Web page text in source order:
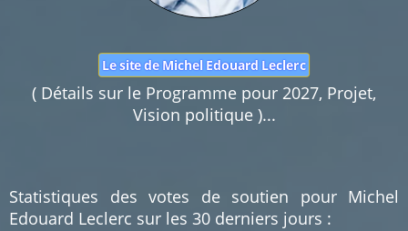
Le site de Michel Edouard Leclerc
( Détails sur le Programme pour 2027, Projet,
Vision politique )...
Statistiques des votes de soutien pour Michel
Edouard Leclerc sur les 30 derniers jours :